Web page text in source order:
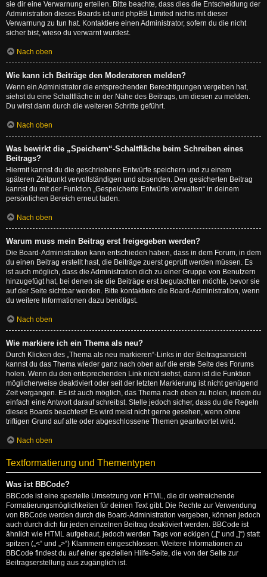
sie dir eine Verwarnung erteilen. Bitte beachte, dass dies die Entscheidung der
Administration dieses Boards ist und phpBB Limited nichts mit dieser
Verwarnung zu tun hat. Kontaktiere einen Administrator, sofern du die nicht
sicher bist, wieso du verwarnt wurdest.
Nach oben
Wie kann ich Beiträge den Moderatoren melden?
Wenn ein Administrator die entsprechenden Berechtigungen vergeben hat,
siehst du eine Schaltfläche in der Nähe des Beitrags, um diesen zu melden.
Du wirst dann durch die weiteren Schritte geführt.
Nach oben
Was bewirkt die „Speichern“-Schaltfläche beim Schreiben eines
Beitrags?
Hiermit kannst du die geschriebene Entwürfe speichern und zu einem
späteren Zeitpunkt vervollständigen und absenden. Den gesicherten Beitrag
kannst du mit der Funktion „Gespeicherte Entwürfe verwalten“ in deinem
persönlichen Bereich erneut laden.
Nach oben
Warum muss mein Beitrag erst freigegeben werden?
Die Board-Administration kann entschieden haben, dass in dem Forum, in dem
du einen Beitrag erstellt hast, die Beiträge zuerst geprüft werden müssen. Es
ist auch möglich, dass die Administration dich zu einer Gruppe von Benutzern
hinzugefügt hat, bei denen sie die Beiträge erst begutachten möchte, bevor sie
auf der Seite sichtbar werden. Bitte kontaktiere die Board-Administration, wenn
du weitere Informationen dazu benötigst.
Nach oben
Wie markiere ich ein Thema als neu?
Durch Klicken des „Thema als neu markieren“-Links in der Beitragsansicht
kannst du das Thema wieder ganz nach oben auf die erste Seite des Forums
holen. Wenn du den entsprechenden Link nicht siehst, dann ist die Funktion
möglicherweise deaktiviert oder seit der letzten Markierung ist nicht genügend
Zeit vergangen. Es ist auch möglich, das Thema nach oben zu holen, indem du
einfach eine Antwort darauf schreibst. Stelle jedoch sicher, dass du die Regeln
dieses Boards beachtest! Es wird meist nicht gerne gesehen, wenn ohne
triftigen Grund auf alte oder abgeschlossene Themen geantwortet wird.
Nach oben
Textformatierung und Thementypen
Was ist BBCode?
BBCode ist eine spezielle Umsetzung von HTML, die dir weitreichende
Formatierungsmöglichkeiten für deinen Text gibt. Die Rechte zur Verwendung
von BBCode werden durch die Board-Administration vergeben, können jedoch
auch durch dich für jeden einzelnen Beitrag deaktiviert werden. BBCode ist
ähnlich wie HTML aufgebaut, jedoch werden Tags von eckigen („[“ und „]“) statt
spitzen („<“ und „>“) Klammern eingeschlossen. Weitere Informationen zu
BBCode findest du auf einer speziellen Hilfe-Seite, die von der Seite zur
Beitragserstellung aus zugänglich ist.